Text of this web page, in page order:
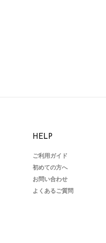
HELP
ご利用ガイド
初めての方へ
お問い合わせ
よくあるご質問